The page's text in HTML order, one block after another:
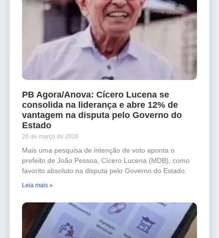
PB Agora/Anova: Cícero Lucena se
consolida na liderança e abre 12% de
vantagem na disputa pelo Governo do
Estado
26 de março de 2026
Mais uma pesquisa de intenção de voto aponta o
prefeito de João Pessoa, Cícero Lucena (MDB), como
favorito absoluto na disputa pelo Governo do Estado.
Leia mais »